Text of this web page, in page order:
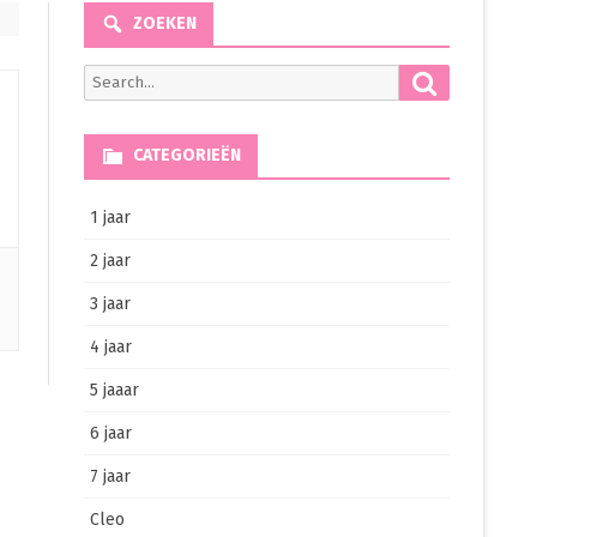
ZOEKEN
Search
for:
CATEGORIEËN
1 jaar
2 jaar
3 jaar
4 jaar
5 jaaar
6 jaar
7 jaar
Cleo